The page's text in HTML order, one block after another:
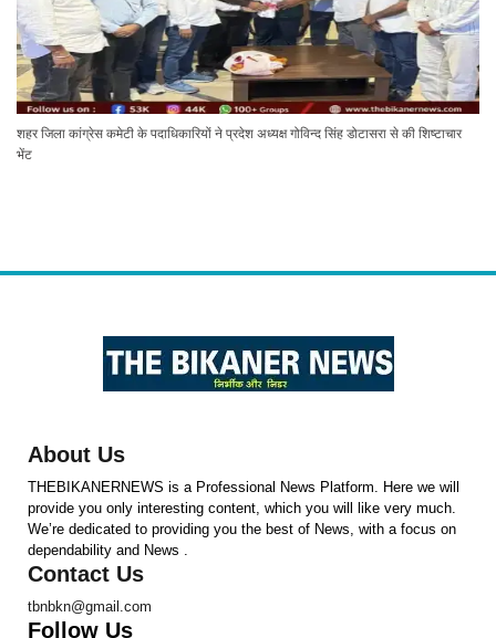
शहर जिला कांग्रेस कमेटी के पदाधिकारियों ने प्रदेश अध्यक्ष गोविन्द सिंह डोटासरा से की शिष्टाचार
भेंट
About Us
THEBIKANERNEWS is a Professional News Platform. Here we will
provide you only interesting content, which you will like very much.
We’re dedicated to providing you the best of News, with a focus on
dependability and News .
Contact Us
tbnbkn@gmail.com
Follow Us